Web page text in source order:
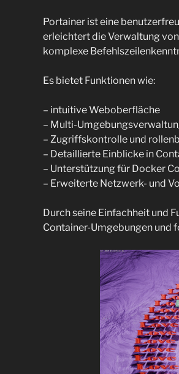
Portainer ist eine
erleichtert die Verwaltung
komplexe
Es bietet Funktionen wie:
– intuitive Weboberfläche
– Multi-
– Zugriffskontrolle und
– Detaillierte Einblicke in
– Unterstützung für Docker
– Erweiterte Netzwerk- und
Durch seine Einfachheit und
Container-Umgebungen und